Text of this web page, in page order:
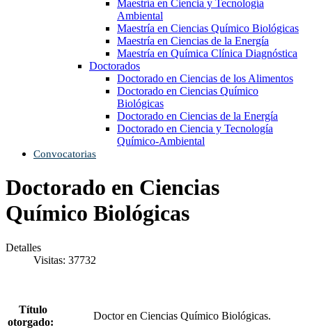
Maestría en Ciencia y Tecnología
Ambiental
Maestría en Ciencias Químico Biológicas
Maestría en Ciencias de la Energía
Maestría en Química Clínica Diagnóstica
Doctorados
Doctorado en Ciencias de los Alimentos
Doctorado en Ciencias Químico
Biológicas
Doctorado en Ciencias de la Energía
Doctorado en Ciencia y Tecnología
Químico-Ambiental
Convocatorias
Doctorado en Ciencias
Químico Biológicas
Detalles
Visitas: 37732
Título
otorgado:
Doctor en Ciencias Químico Biológicas.